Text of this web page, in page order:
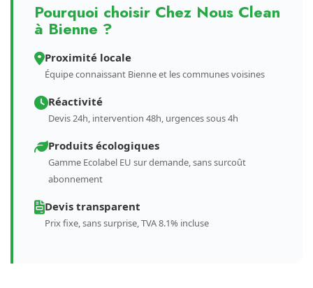
Pourquoi choisir Chez Nous Clean
à Bienne ?
Proximité locale
Équipe connaissant Bienne et les communes voisines
Réactivité
Devis 24h, intervention 48h, urgences sous 4h
Produits écologiques
Gamme Ecolabel EU sur demande, sans surcoût
abonnement
Devis transparent
Prix fixe, sans surprise, TVA 8.1% incluse